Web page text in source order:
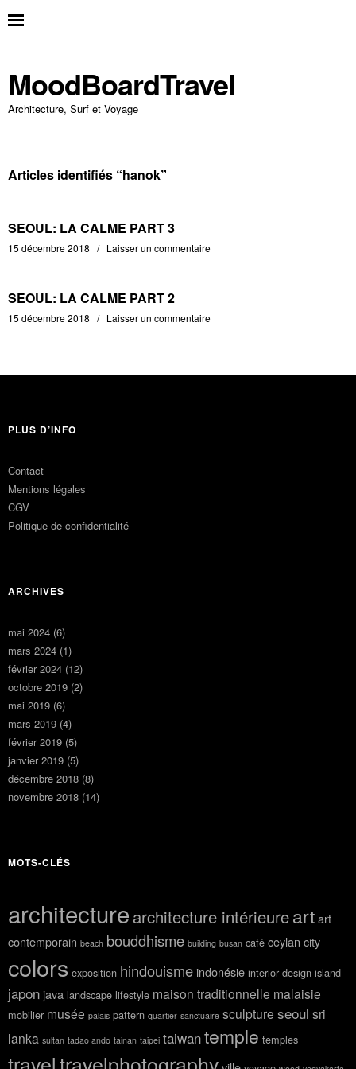
MoodBoardTravel
Architecture, Surf et Voyage
Articles identifiés “hanok”
SEOUL: LA CALME PART 3
15 décembre 2018 Laisser un commentaire
SEOUL: LA CALME PART 2
15 décembre 2018 Laisser un commentaire
PLUS D’INFO
Contact
Mentions légales
CGV
Politique de confidentialité
ARCHIVES
mai 2024 (6)
mars 2024 (1)
février 2024 (12)
octobre 2019 (2)
mai 2019 (6)
mars 2019 (4)
février 2019 (5)
janvier 2019 (5)
décembre 2018 (8)
novembre 2018 (14)
MOTS-CLÉS
architecture architecture intérieureartart
contemporain beach bouddhisme building busan café ceylan city
colors exposition hindouisme indonésie interior design island
japon java landscape lifestyle maison traditionnelle malaisie
mobilier musée palais pattern quartier sanctuaire sculpture seoul sri
lanka sultan tadao ando tainan taipei taiwantemple temples